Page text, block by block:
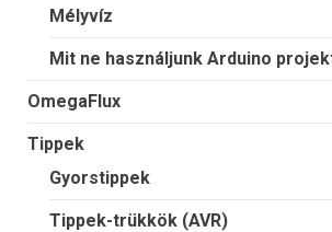
Mélyvíz
Mit ne használjunk Arduino
OmegaFlux
Tippek
Gyorstippek
Tippek-trükkök (AVR)